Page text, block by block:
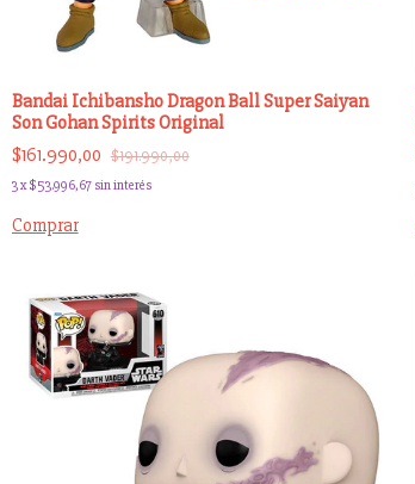
Bandai Ichibansho Dragon Ball Super Saiyan
Son Gohan Spirits Original
$161.990,00 $191.990,00
3x$53.996,67 sin interés